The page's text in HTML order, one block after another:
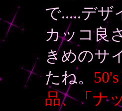
で.....デザ
カッコ良
きめのサ
たね。
品、「ナ